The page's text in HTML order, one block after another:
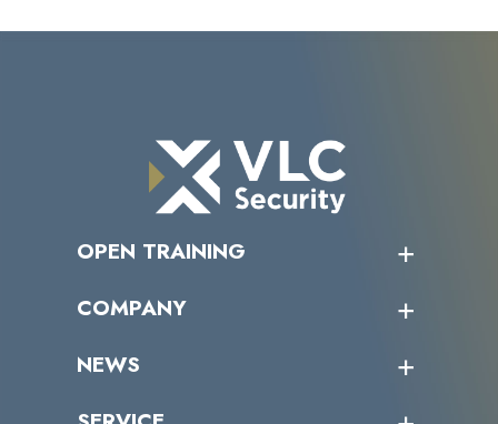
OPEN TRAINING
受講者の声
COMPANY
トップメッセージ
NEWS